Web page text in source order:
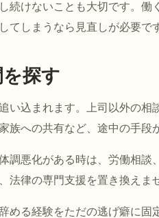
続けないことも大切です。働
てしまうなら見直しが必要で
探す
い込まれます。上司以外の相
への共有など、途中の手段
調悪化がある時は、労働相談
法律の専門支援を置き換えま
める経験をただの逃げ癖に固